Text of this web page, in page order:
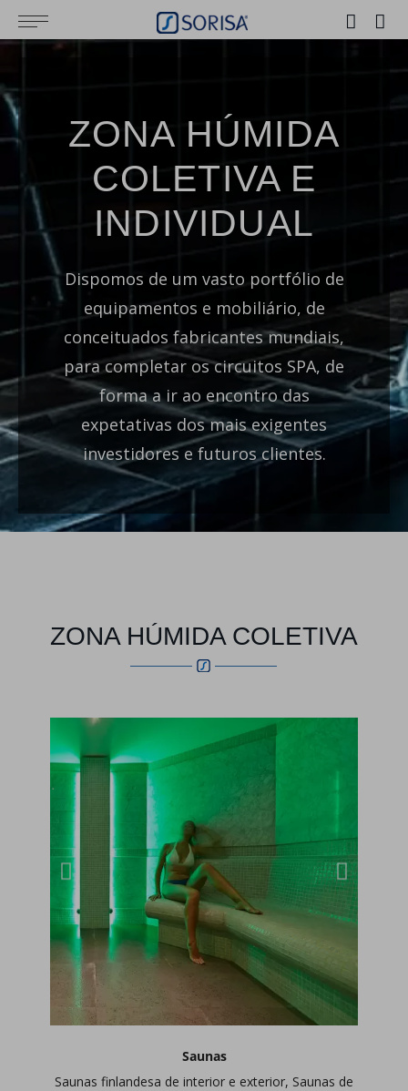
ZONA HÚMIDA
COLETIVA E
INDIVIDUAL
Dispomos de um vasto portfólio de
equipamentos e mobiliário, de
conceituados fabricantes mundiais,
para completar os circuitos SPA, de
forma a ir ao encontro das
expetativas dos mais exigentes
investidores e futuros clientes.
ZONA HÚMIDA COLETIVA
Saunas
Saunas finlandesa de interior e exterior, Saunas de